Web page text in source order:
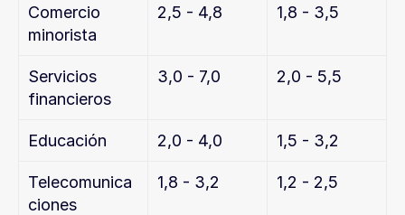
Comercio
minorista
2,5 - 4,8 1,8 - 3,5
Servicios
financieros
3,0 - 7,0 2,0 - 5,5
Educación 2,0 - 4,0 1,5 - 3,2
Telecomunica
ciones
1,8 - 3,2 1,2 - 2,5